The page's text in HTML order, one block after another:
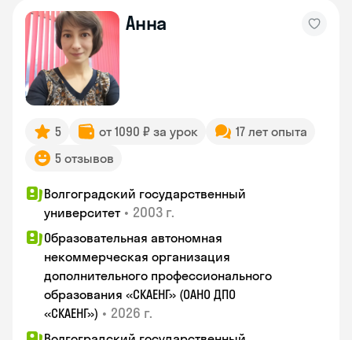
Анна
5 от 1090 ₽ за урок
17 лет опыта
5 отзывов
Волгоградский государственный
университет • 2003 г.
Образовательная автономная
некоммерческая организация
дополнительного профессионального
образования «СКАЕНГ» (ОАНО ДПО
«СКАЕНГ») • 2026 г.